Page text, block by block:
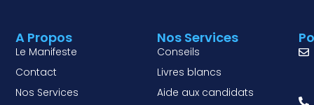
Nos Services
Conseils
Livres blancs
Aide aux candidats
A Propos
Le Manifeste
Contact
Nos Services